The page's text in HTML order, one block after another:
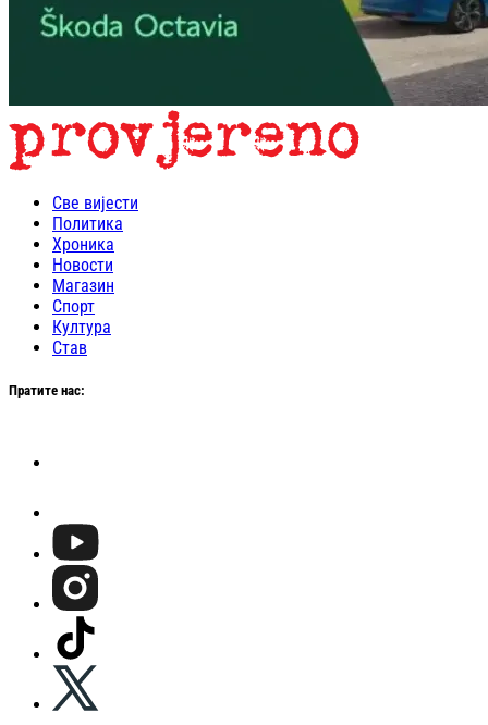
Све вијести
Политика
Хроника
Новости
Магазин
Спорт
Култура
Став
Пратите нас: